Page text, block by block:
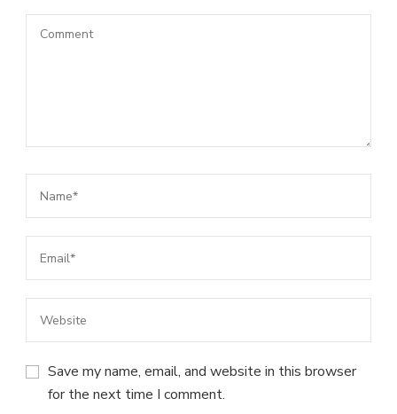
Save my name, email, and website in this browser
for the next time I comment.